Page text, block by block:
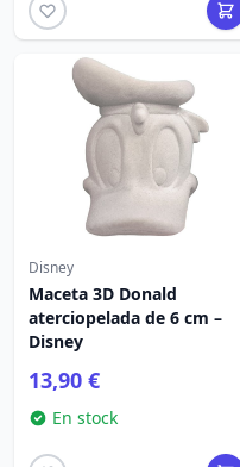
Disney
Maceta 3D Donald
aterciopelada de 6 cm –
Disney
13,90 €
En stock